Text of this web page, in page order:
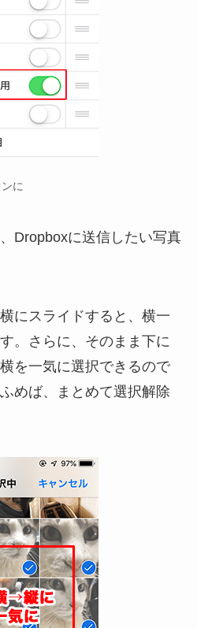
に
Dropboxに送信したい写真
にスライドすると、横一
。さらに、そのまま下に
を一気に選択できるので
めば、まとめて選択解除